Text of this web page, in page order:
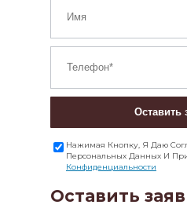
Оставить
Нажимая Кнопку, Я Даю
Персональных Данных И
Конфиденциальности
Оставить